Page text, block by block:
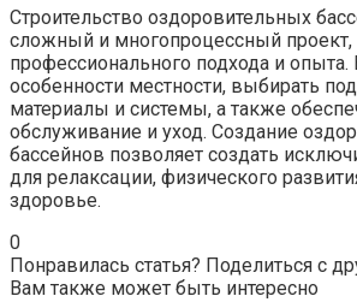
Строительство оздоровительных
сложный и многопроцессный проект,
профессионального подхода и
особенности местности, выбирать
материалы и системы, а также
обслуживание и уход. Создание
бассейнов позволяет создать
для релаксации, физического
здоровье.
0
Понравилась статья? Поделиться с
Вам также может быть интересно